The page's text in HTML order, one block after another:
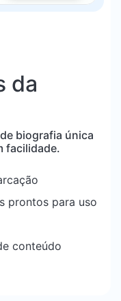
da
biografia única
facilidade.
prontos para uso
conteúdo